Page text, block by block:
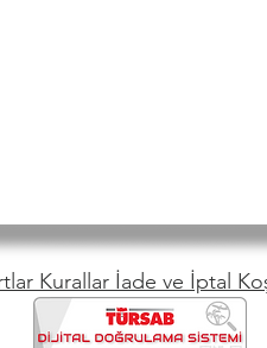
Kurallar İade ve İptal